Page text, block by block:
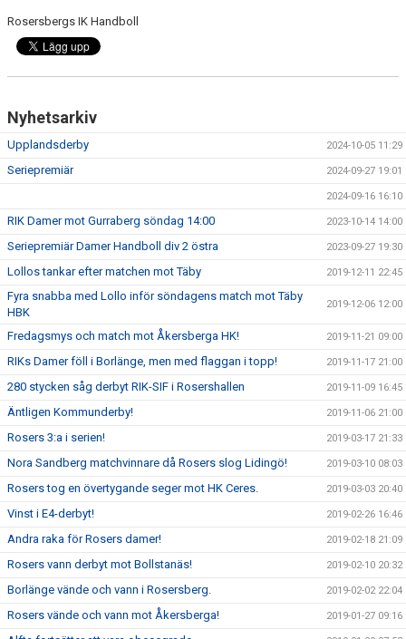
Rosersbergs IK Handboll
Nyhetsarkiv
Upplandsderby 2024-10-05 11:29
Seriepremiär 2024-09-27 19:01
2024-09-16 16:10
RIK Damer mot Gurraberg söndag 14:00 2023-10-14 14:00
Seriepremiär Damer Handboll div 2 östra 2023-09-27 19:30
Lollos tankar efter matchen mot Täby 2019-12-11 22:45
Fyra snabba med Lollo inför söndagens match mot Täby
HBK
2019-12-06 12:00
Fredagsmys och match mot Åkersberga HK! 2019-11-21 09:00
RIKs Damer föll i Borlänge, men med flaggan i topp! 2019-11-17 21:00
280 stycken såg derbyt RIK-SIF i Rosershallen 2019-11-09 16:45
Äntligen Kommunderby! 2019-11-06 21:00
Rosers 3:a i serien! 2019-03-17 21:33
Nora Sandberg matchvinnare då Rosers slog Lidingö! 2019-03-10 08:03
Rosers tog en övertygande seger mot HK Ceres. 2019-03-03 20:40
Vinst i E4-derbyt! 2019-02-26 16:46
Andra raka för Rosers damer! 2019-02-18 21:09
Rosers vann derbyt mot Bollstanäs! 2019-02-10 20:32
Borlänge vände och vann i Rosersberg. 2019-02-02 22:04
Rosers vände och vann mot Åkersberga! 2019-01-27 09:16